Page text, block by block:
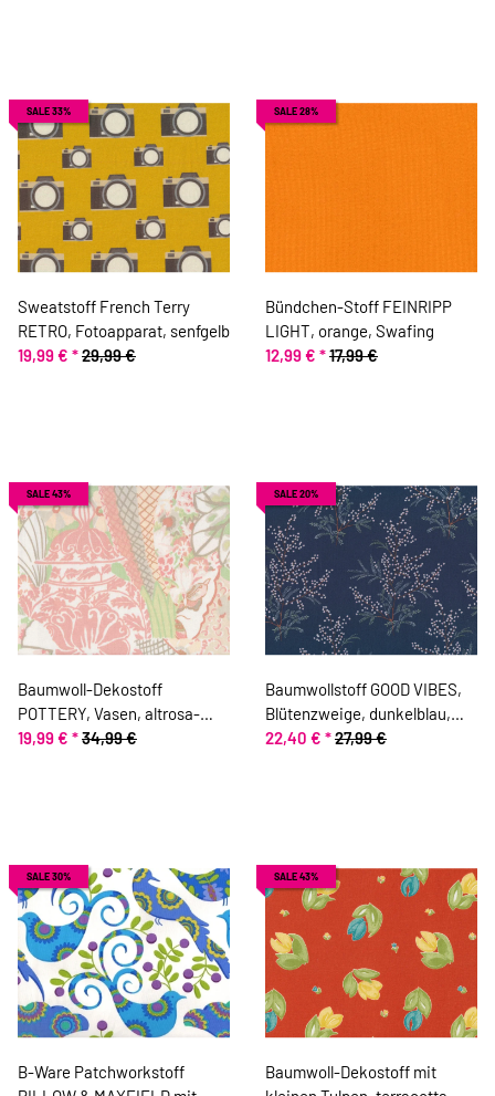
SALE 33%
Sweatstoff French Terry
RETRO, Fotoapparat, senfgelb
19,99 € *29,99 €
SALE 28%
Bündchen-Stoff FEINRIPP
LIGHT, orange, Swafing
12,99 € *17,99 €
SALE 43%
Baumwoll-Dekostoff
POTTERY, Vasen, altrosa-
lindgrün
19,99 € *34,99 €
SALE 20%
Baumwollstoff GOOD VIBES,
Blütenzweige, dunkelblau,
ring a roses
22,40 € *27,99 €
SALE 30%
B-Ware Patchworkstoff
SALE 43%
Baumwoll-Dekostoff mit